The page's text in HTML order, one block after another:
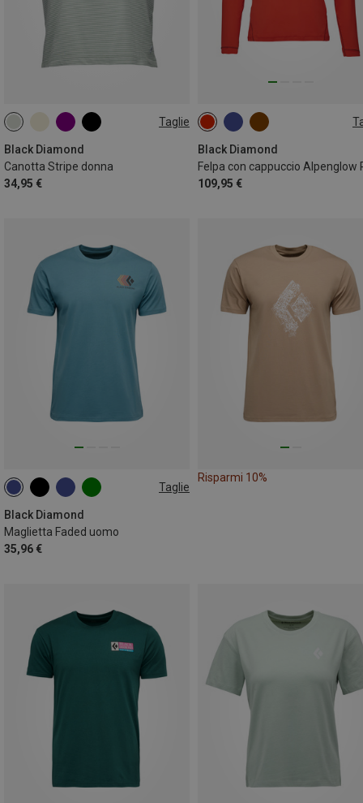
Taglie
Black Diamond
Canotta Stripe donna
34,95 €
M
Black Diamond
109,95 €
XL
Taglie
Black Diamond
Maglietta Faded uomo
35,96 €
M L XL
Risparmi 10%